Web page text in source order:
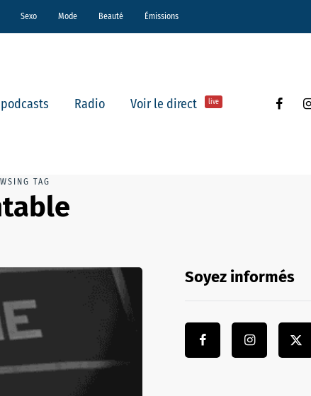
Sexo Mode Beauté Émissions
Radio Voir le direct live
TAG
Soyez informés